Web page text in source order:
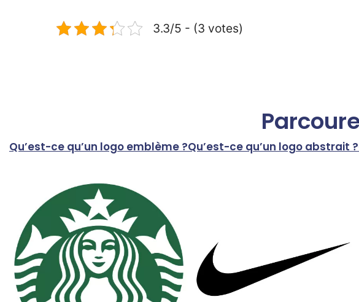
3.3/5 - (3 votes)
Qu’est-ce qu’un logo emblème ?Qu’est-ce qu’un logo abstrait ?